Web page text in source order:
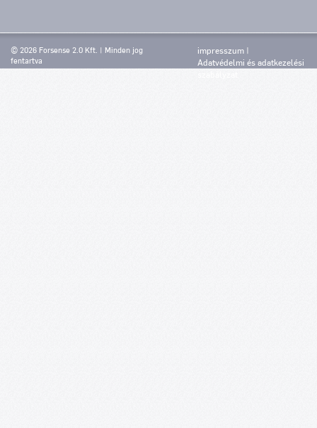
© 2026 Forsense 2.0 Kft. | Minden jog
fentartva
impresszum
Adatvédelmi és adatkezelési